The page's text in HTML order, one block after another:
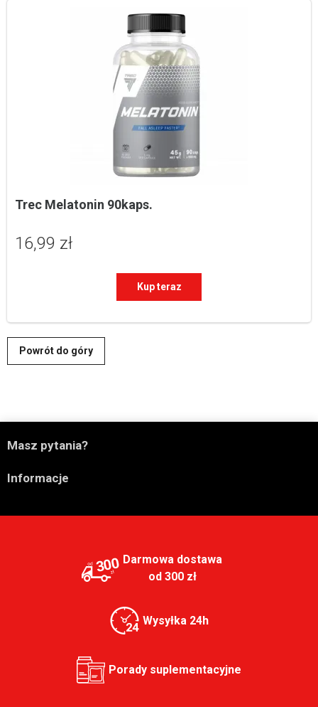
Trec Melatonin 90kaps.
16,99 zł
Kup teraz
Powrót do góry
Masz pytania?
Informacje
300 Darmowa dostawa
od 300 zł
Wysyłka 24h
Porady suplementacyjne